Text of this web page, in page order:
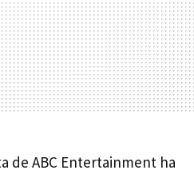
de ABC Entertainment ha